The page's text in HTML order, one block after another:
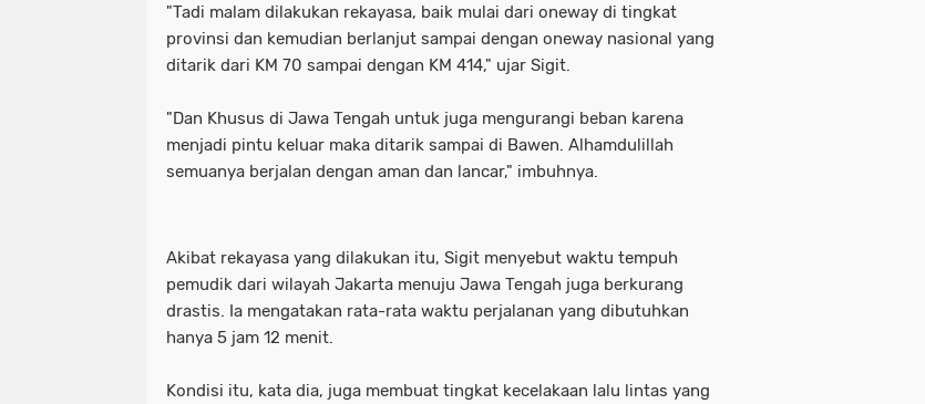
"Tadi malam dilakukan rekayasa, baik mulai dari oneway di tingkat
provinsi dan kemudian berlanjut sampai dengan oneway nasional yang
ditarik dari KM 70 sampai dengan KM 414," ujar Sigit.
"Dan Khusus di Jawa Tengah untuk juga mengurangi beban karena
menjadi pintu keluar maka ditarik sampai di Bawen. Alhamdulillah
semuanya berjalan dengan aman dan lancar," imbuhnya.
Akibat rekayasa yang dilakukan itu, Sigit menyebut waktu tempuh
pemudik dari wilayah Jakarta menuju Jawa Tengah juga berkurang
drastis. Ia mengatakan rata-rata waktu perjalanan yang dibutuhkan
hanya 5 jam 12 menit.
Kondisi itu, kata dia, juga membuat tingkat kecelakaan lalu lintas yang